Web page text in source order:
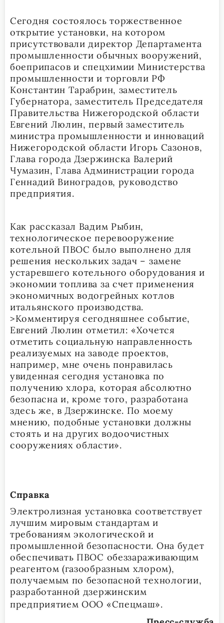
Сегодня состоялось торжественное
открытие установки, на котором
присутствовали директор Департамента
промышленности обычных вооружений,
боеприпасов и спецхимии Министерства
промышленности и торговли РФ
Константин Тарабрин, заместитель
Губернатора, заместитель Председателя
Правительства Нижегородской области
Евгений Люлин, первый заместитель
министра промышленности и инноваций
Нижегородской области Игорь Сазонов,
Глава города Дзержинска Валерий
Чумазин, Глава Администрации города
Геннадий Виноградов, руководство
предприятия.
Как рассказал Вадим Рыбин,
технологическое перевооружение
котельной ПВОС было выполнено для
решения нескольких задач – замене
устаревшего котельного оборудования и
экономии топлива за счет применения
экономичных водогрейных котлов
итальянского производства.
>Комментируя сегодняшнее событие,
Евгений Люлин отметил: «Хочется
отметить социальную направленность
реализуемых на заводе проектов,
например, мне очень понравилась
увиденная сегодня установка по
получению хлора, которая абсолютно
безопасна и, кроме того, разработана
здесь же, в Дзержинске. По моему
мнению, подобные установки должны
стоять и на других водоочистных
сооружениях области».
Справка
Электролизная установка соответствует
лучшим мировым стандартам и
требованиям экологической и
промышленной безопасности. Она будет
обеспечивать ПВОС обеззараживающим
реагентом (газообразным хлором),
получаемым по безопасной технологии,
разработанной дзержинским
предприятием ООО «Спецмаш».